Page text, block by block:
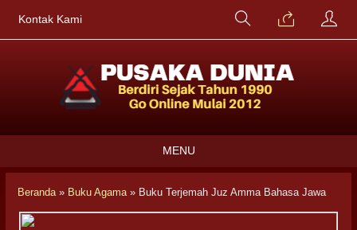
Kontak Kami
MENU
Beranda» Buku Agama» Buku Terjemah Juz Amma Bahasa Jawa